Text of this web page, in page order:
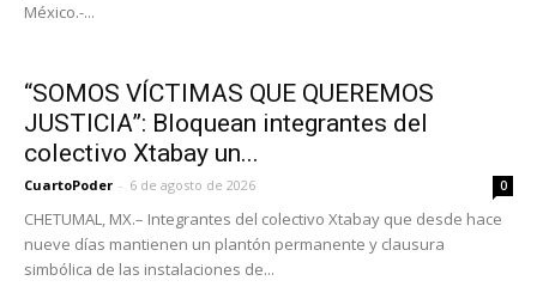
México.-...
“SOMOS VÍCTIMAS QUE QUEREMOS
JUSTICIA”: Bloquean integrantes del
colectivo Xtabay un...
CuartoPoder - 6 de agosto de 2026 0
CHETUMAL, MX.– Integrantes del colectivo Xtabay que desde hace
nueve días mantienen un plantón permanente y clausura
simbólica de las instalaciones de...